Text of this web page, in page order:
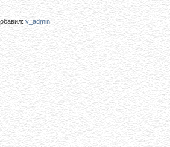
:v_admin